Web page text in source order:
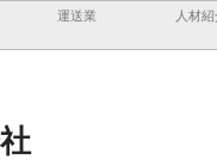
運送業 人材